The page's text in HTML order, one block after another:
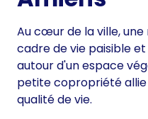
Au cœur de la ville,
cadre de vie paisible
autour d'un espace
petite copropriété
qualité de vie.